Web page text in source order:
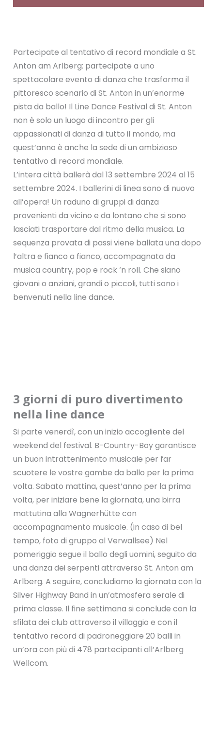
Partecipate al tentativo di record mondiale a St.
Anton am Arlberg: partecipate a uno
spettacolare evento di danza che trasforma il
pittoresco scenario di St. Anton in un’enorme
pista da ballo! Il Line Dance Festival di St. Anton
non è solo un luogo di incontro per gli
appassionati di danza di tutto il mondo, ma
quest’anno è anche la sede di un ambizioso
tentativo di record mondiale.
L’intera città ballerà dal 13 settembre 2024 al 15
settembre 2024. I ballerini di linea sono di nuovo
all’opera! Un raduno di gruppi di danza
provenienti da vicino e da lontano che si sono
lasciati trasportare dal ritmo della musica. La
sequenza provata di passi viene ballata una dopo
l’altra e fianco a fianco, accompagnata da
musica country, pop e rock ‘n roll. Che siano
giovani o anziani, grandi o piccoli, tutti sono i
benvenuti nella line dance.
3 giorni di puro divertimento
nella line dance
Si parte venerdì, con un inizio accogliente del
weekend del festival. B-Country-Boy garantisce
un buon intrattenimento musicale per far
scuotere le vostre gambe da ballo per la prima
volta. Sabato mattina, quest’anno per la prima
volta, per iniziare bene la giornata, una birra
mattutina alla Wagnerhütte con
accompagnamento musicale. (in caso di bel
tempo, foto di gruppo al Verwallsee) Nel
pomeriggio segue il ballo degli uomini, seguito da
una danza dei serpenti attraverso St. Anton am
Arlberg. A seguire, concludiamo la giornata con la
Silver Highway Band in un’atmosfera serale di
prima classe. Il fine settimana si conclude con la
sfilata dei club attraverso il villaggio e con il
tentativo record di padroneggiare 20 balli in
un’ora con più di 478 partecipanti all’Arlberg
Wellcom.